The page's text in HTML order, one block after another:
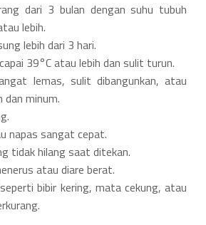
dari 3 bulan dengan suhu tubuh
lebih.
lebih dari 3 hari.
39°C atau lebih dan sulit turun.
lemas, sulit dibangunkan, atau
dan minum.
napas sangat cepat.
tidak hilang saat ditekan.
atau diare berat.
bibir kering, mata cekung, atau